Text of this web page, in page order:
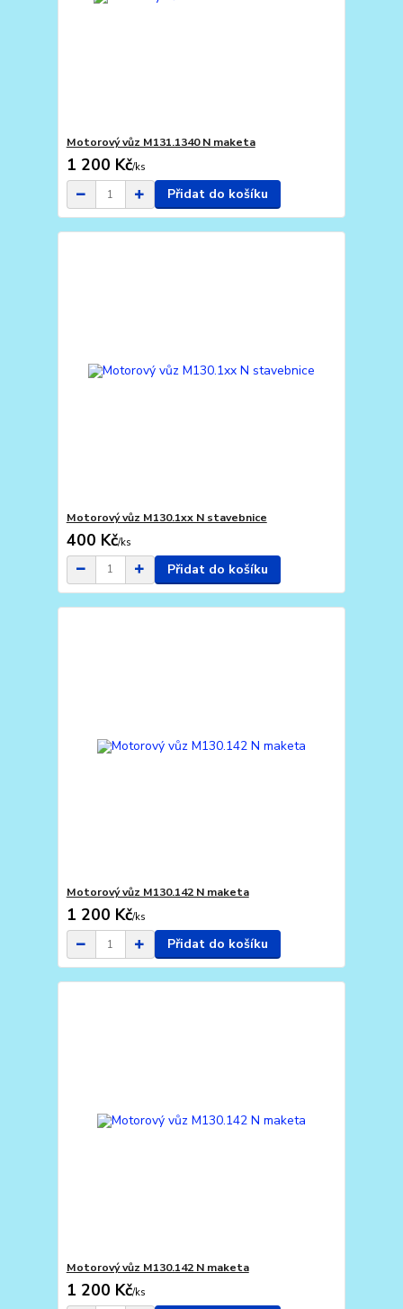
Motorový vůz M131.1340 N maketa
1 200 Kč/ks
Přidat do košíku
Motorový vůz M130.1xx N stavebnice
400 Kč/ks
Přidat do košíku
Motorový vůz M130.142 N maketa
1 200 Kč/ks
Přidat do košíku
Motorový vůz M130.142 N maketa
1 200 Kč/ks